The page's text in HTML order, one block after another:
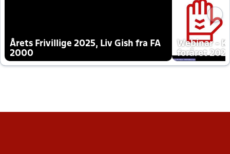
Årets Frivillige 2025, Liv Gish fra FA
2000
Webinar -
foråret